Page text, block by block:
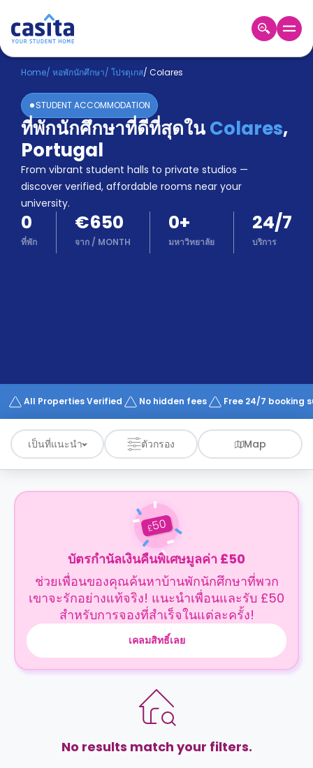
Home TH EUR
เข้าสู่
ระบบ
Booking
Accommodation
About
us
Blog
Refer
And
Earn
Become
Works
Home/ หอพักนักศึกษา/ โปรตุเกส/ Colares
STUDENT ACCOMMODATION
ที่พักนักศึกษาที่ดีที่สุดในColares,
Portugal
From vibrant student halls to private studios —
discover verified, affordable rooms near your
university.
0
ที่พัก
€650
จาก / MONTH
0+
มหาวิทยาลัย
24/7
บริการ
All Properties Verified No hidden fees Free 24/7 booking
เป็นที่แนะนำ ตัวกรอง Map
£50
บัตรกำนัลเงินคืนพิเศษมูลค่า £50
ช่วยเพื่อนของคุณค้นหาบ้านพักนักศึกษาที่พวก
เขาจะรักอย่างแท้จริง! แนะนำเพื่อนและรับ £50
สำหรับการจองที่สำเร็จในแต่ละครั้ง!
เคลมสิทธิ์เลย
No results match your filters.